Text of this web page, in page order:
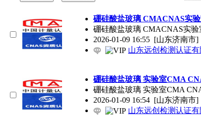
硼硅酸盐玻璃 CMACNAS实
硼硅酸盐玻璃 CMACNAS实
2026-01-09 16:55 [山东济南市]
山东远创检测认证有
硼硅酸盐玻璃 实验室CMA
硼硅酸盐玻璃 实验室CMA
2026-01-09 16:54 [山东济南市]
山东远创检测认证有